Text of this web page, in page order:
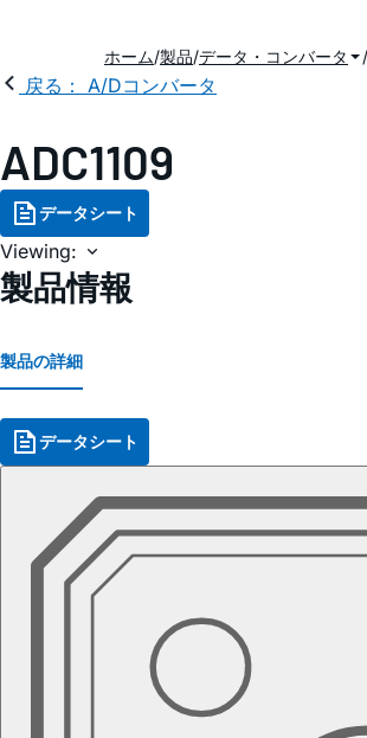
ホーム 製品 データ・コンバータ
戻る： A/Dコンバータ
ADC1109
データシート
Viewing:
製品情報
製品の詳細
データシート